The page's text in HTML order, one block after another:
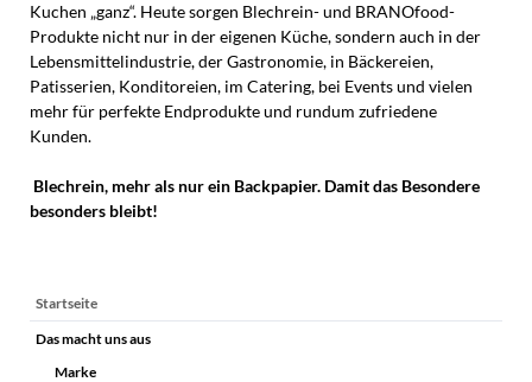
Kuchen „ganz“. Heute sorgen Blechrein- und BRANOfood-
Produkte nicht nur in der eigenen Küche, sondern auch in der
Lebensmittelindustrie, der Gastronomie, in Bäckereien,
Patisserien, Konditoreien, im Catering, bei Events und vielen
mehr für perfekte Endprodukte und rundum zufriedene
Kunden.
Blechrein, mehr als nur ein Backpapier. Damit das Besondere
besonders bleibt!
Navigation
überspringen
Startseite
Das macht uns aus
Marke